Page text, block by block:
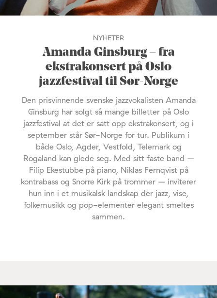
NYHETER
Amanda Ginsburg – fra
ekstrakonsert på Oslo
jazzfestival til Sør-Norge
Den prisvinnende svenske jazzvokalisten Amanda
Ginsburg har solgt så mange billetter på Oslo
jazzfestival at det er satt opp ekstrakonsert, og i
september står Sør-Norge for tur. Publikum i
både Oslo, Agder, Vestfold, Telemark og
Rogaland kan glede seg. Med sitt faste band –
Filip Ekestubbe på piano, Niklas Fernqvist på
kontrabass og Snorre Kirk på trommer – inviterer
hun inn i et musikalsk landskap der jazz, vise,
folkemusikk og pop-elementer elegant smeltes
sammen.